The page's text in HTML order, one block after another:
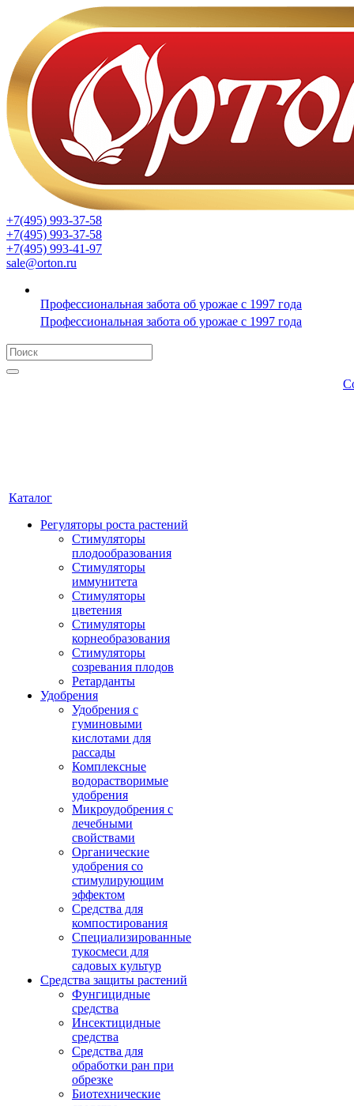
+7(495) 993-37-58
+7(495) 993-37-58
+7(495) 993-41-97
sale@orton.ru
Профессиональная забота об урожае с 1997 года
Профессиональная забота об урожае с 1997 года
Каталог
Регуляторы роста растений
Стимуляторы
плодообразования
Стимуляторы
иммунитета
Стимуляторы
цветения
Стимуляторы
корнеобразования
Стимуляторы
созревания плодов
Ретарданты
Удобрения
Удобрения с
гуминовыми
кислотами для
рассады
Комплексные
водорастворимые
удобрения
Микроудобрения с
лечебными
свойствами
Органические
удобрения со
стимулирующим
эффектом
Средства для
компостирования
Специализированные
тукосмеси для
садовых культур
Средства защиты растений
Фунгицидные
средства
Инсектицидные
средства
Средства для
обработки ран при
обрезке
Биотехнические